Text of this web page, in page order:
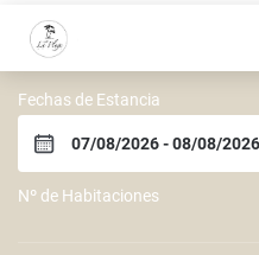
Hotel Ville
Fechas de Estancia
Nº de Habitaciones